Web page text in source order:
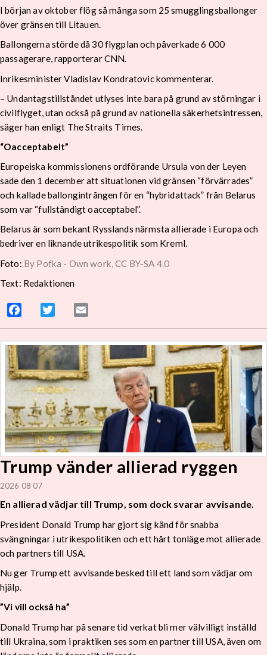
I början av oktober flög så många som 25 smugglingsballonger
över gränsen till Litauen.
Ballongerna störde då 30 flygplan och påverkade 6 000
passagerare, rapporterar CNN.
Inrikesminister Vladislav Kondratovic kommenterar.
– Undantagstillståndet utlyses inte bara på grund av störningar i
civilflyget, utan också på grund av nationella säkerhetsintressen,
säger han enligt The Straits Times.
“Oacceptabelt”
Europeiska kommissionens ordförande Ursula von der Leyen
sade den 1 december att situationen vid gränsen “förvärrades”
och kallade ballongintrången för en “hybridattack” från Belarus
som var “fullständigt oacceptabel”.
Belarus är som bekant Rysslands närmsta allierade i Europa och
bedriver en liknande utrikespolitik som Kreml.
Foto: By Pofka - Own work, CC BY-SA 4.0
Text: Redaktionen
Facebook Twitter
Trump vänder allierad ryggen
2026 08 07
En allierad vädjar till Trump, som dock svarar avvisande.
President Donald Trump har gjort sig känd för snabba
svängningar i utrikespolitiken och ett hårt tonläge mot allierade
och partners till USA.
Nu ger Trump ett avvisande besked till ett land som vädjar om
hjälp.
”Vi vill också ha”
Donald Trump har på senare tid verkat bli mer välvilligt inställd
till Ukraina, som i praktiken ses som en partner till USA, även om